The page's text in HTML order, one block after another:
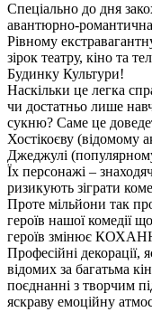
Спеціально до дня
авантюрно-
Рівному
зірок театру, кіно та
Будинку Культури!
Наскільки це легка
чи достатньо лише
сукню? Саме це
Хостікоєву (відомому
Джеджулі
Їх персонажі –
ризикують зіграти
Проте мільйони так
героїв нашої комедії
героїв змінює
Професійні декорації,
відомих за багатьма
поєднанні з творчим
яскраву емоційну